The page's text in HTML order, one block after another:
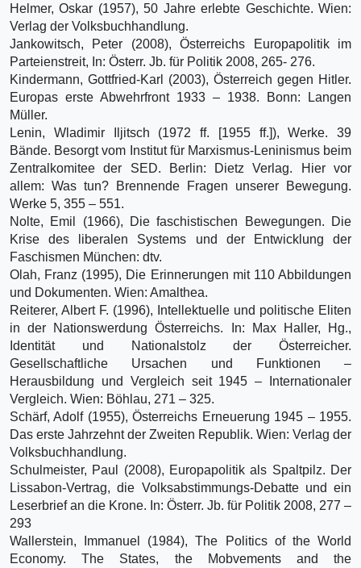
Helmer, Oskar (1957), 50 Jahre erlebte Geschichte. Wien:
Verlag der Volksbuchhandlung.
Jankowitsch, Peter (2008), Österreichs Europapolitik im
Parteienstreit, In: Österr. Jb. für Politik 2008, 265- 276.
Kindermann, Gottfried-Karl (2003), Österreich gegen Hitler.
Europas erste Abwehrfront 1933 – 1938. Bonn: Langen
Müller.
Lenin, Wladimir Iljitsch (1972 ff. [1955 ff.]), Werke. 39
Bände. Besorgt vom Institut für Marxismus-Leninismus beim
Zentralkomitee der SED. Berlin: Dietz Verlag. Hier vor
allem: Was tun? Brennende Fragen unserer Bewegung.
Werke 5, 355 – 551.
Nolte, Emil (1966), Die faschistischen Bewegungen. Die
Krise des liberalen Systems und der Entwicklung der
Faschismen München: dtv.
Olah, Franz (1995), Die Erinnerungen mit 110 Abbildungen
und Dokumenten. Wien: Amalthea.
Reiterer, Albert F. (1996), Intellektuelle und politische Eliten
in der Nationswerdung Österreichs. In: Max Haller, Hg.,
Identität und Nationalstolz der Österreicher.
Gesellschaftliche Ursachen und Funktionen –
Herausbildung und Vergleich seit 1945 – Internationaler
Vergleich. Wien: Böhlau, 271 – 325.
Schärf, Adolf (1955), Österreichs Erneuerung 1945 – 1955.
Das erste Jahrzehnt der Zweiten Republik. Wien: Verlag der
Volksbuchhandlung.
Schulmeister, Paul (2008), Europapolitik als Spaltpilz. Der
Lissabon-Vertrag, die Volksabstimmungs-Debatte und ein
Leserbrief an die Krone. In: Österr. Jb. für Politik 2008, 277 –
293
Wallerstein, Immanuel (1984), The Politics of the World
Economy. The States, the Mobvements and the